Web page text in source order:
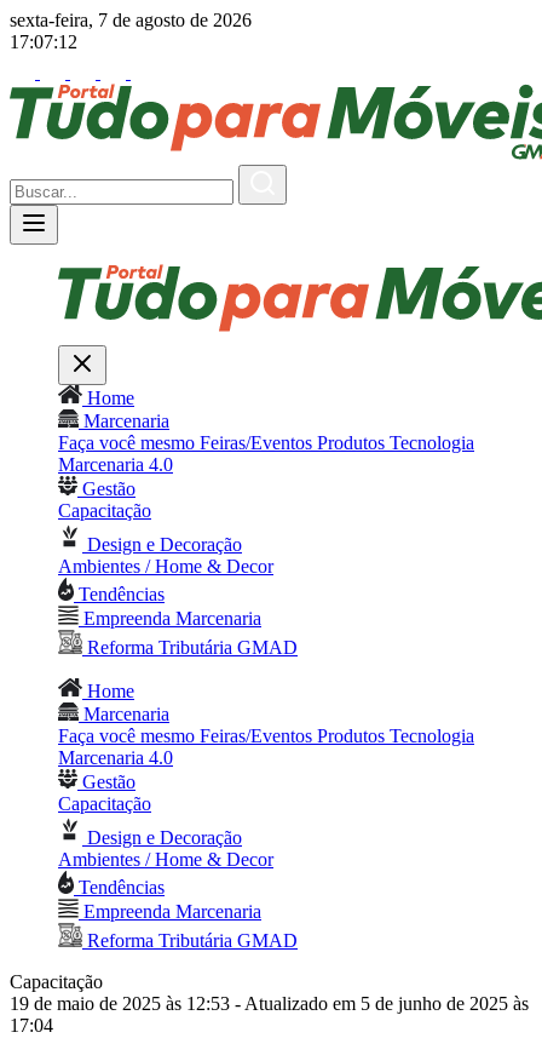
sexta-feira, 7 de agosto de 2026
17:07:14
Home
Marcenaria
Faça você mesmo Feiras/Eventos Produtos Tecnologia
Marcenaria 4.0
Gestão
Capacitação
Design e Decoração
Ambientes / Home & Decor
Tendências
Empreenda Marcenaria
Reforma Tributária GMAD
Home
Marcenaria
Faça você mesmo Feiras/Eventos Produtos Tecnologia
Marcenaria 4.0
Gestão
Capacitação
Design e Decoração
Ambientes / Home & Decor
Tendências
Empreenda Marcenaria
Reforma Tributária GMAD
Capacitação
19 de maio de 2025 às 12:53 - Atualizado em 5 de junho de 2025 às
17:04